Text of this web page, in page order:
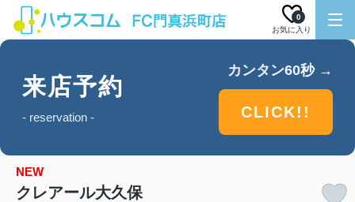
お気に入り
0
来店予約
- reservation -
カンタン60秒 →
CLICK!!
NEW
クレアール大久保